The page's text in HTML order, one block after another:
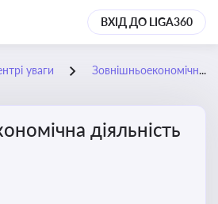
ВХІД ДО LIGA360
уваги Зовнішньоекономічна діяльність
діяльність